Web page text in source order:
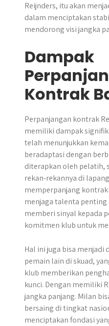
Reijnders, itu akan
dalam menciptakan
mendorong visi jangka
Dampak
Kontrak
Perpanjangan kontrak
memiliki dampak
telah menunjukkan
beradaptasi dengan
diterapkan oleh pelatih,
rekan-rekannya di
memperpanjang
menjaga talenta
memberi sinyal kepada
komitmen klub untuk
Hal ini juga bisa
pemain lain di skuad,
klub memberikan
kunci. Dengan memiliki
jangka panjang. Milan
bersaing di tingkat
menciptakan fondasi